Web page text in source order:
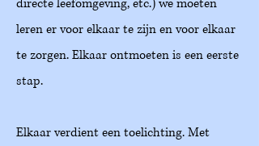
directe leefomgeving, etc.) we moeten
leren er voor elkaar te zijn en voor elkaar
te zorgen. Elkaar ontmoeten is een eerste
stap.
Elkaar verdient een toelichting. Met